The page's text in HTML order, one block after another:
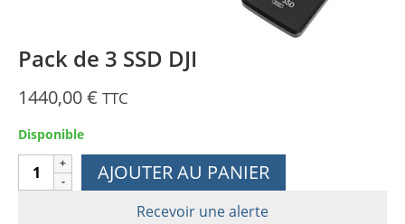
Pack de 3 SSD DJI
1440,00€ TTC
Disponible
quantité
de
AJOUTER AU PANIER
Recevoir une alerte